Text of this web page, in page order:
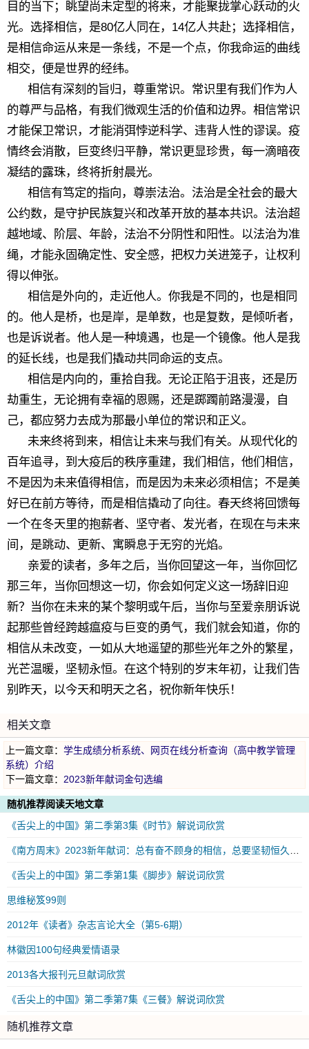
目的当下；眺望尚未定型的将来，才能聚拢掌心跃动的火
光。选择相信，是80亿人同在，14亿人共赴；选择相信，
是相信命运从来是一条线，不是一个点，你我命运的曲线
相交，便是世界的经纬。
相信有深刻的旨归，尊重常识。常识里有我们作为人
的尊严与品格，有我们微观生活的价值和边界。相信常识
才能保卫常识，才能消弭悖逆科学、违背人性的谬误。疫
情终会消散，巨变终归平静，常识更显珍贵，每一滴暗夜
凝结的露珠，终将折射晨光。
相信有笃定的指向，尊崇法治。法治是全社会的最大
公约数，是守护民族复兴和改革开放的基本共识。法治超
越地域、阶层、年龄，法治不分阴性和阳性。以法治为准
绳，才能永固确定性、安全感，把权力关进笼子，让权利
得以伸张。
相信是外向的，走近他人。你我是不同的，也是相同
的。他人是桥，也是岸，是单数，也是复数，是倾听者，
也是诉说者。他人是一种境遇，也是一个镜像。他人是我
的延长线，也是我们撬动共同命运的支点。
相信是内向的，重拾自我。无论正陷于沮丧，还是历
劫重生，无论拥有幸福的恩赐，还是踯躅前路漫漫，自
己，都应努力去成为那最小单位的常识和正义。
未来终将到来，相信让未来与我们有关。从现代化的
百年追寻，到大疫后的秩序重建，我们相信，他们相信，
不是因为未来值得相信，而是因为未来必须相信；不是美
好已在前方等待，而是相信撬动了向往。春天终将回馈每
一个在冬天里的抱薪者、坚守者、发光者，在现在与未来
间，是跳动、更新、寓瞬息于无穷的光焰。
亲爱的读者，多年之后，当你回望这一年，当你回忆
那三年，当你回想这一切，你会如何定义这一场辞旧迎
新？当你在未来的某个黎明或午后，当你与至爱亲朋诉说
起那些曾经跨越瘟疫与巨变的勇气，我们就会知道，你的
相信从未改变，一如从大地遥望的那些光年之外的繁星，
光芒温暖，坚韧永恒。在这个特别的岁末年初，让我们告
别昨天，以今天和明天之名，祝你新年快乐！
相关文章
上一篇文章： 学生成绩分析系统、网页在线分析查询（高中教学管理
系统）介绍
下一篇文章： 2023新年献词金句选编
随机推荐阅读天地文章
《舌尖上的中国》第二季第3集《时节》解说词欣赏
《舌尖上的中国》第二季第1集《脚步》解说词欣赏
思维秘笈99则
2012年《读者》杂志言论大全（第5-6期）
林徽因100句经典爱情语录
2013各大报刊元旦献词欣赏
《舌尖上的中国》第二季第7集《三餐》解说词欣赏
随机推荐文章